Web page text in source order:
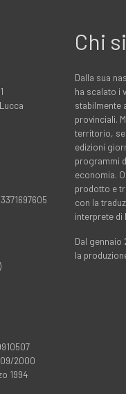
09/2000
1994
Chi
Dalla sua
ha scalato i
stabilmente
provinciali.
territorio,
edizioni
programmi
economia.
prodotto e
con la
interprete di
Dal gennaio
la